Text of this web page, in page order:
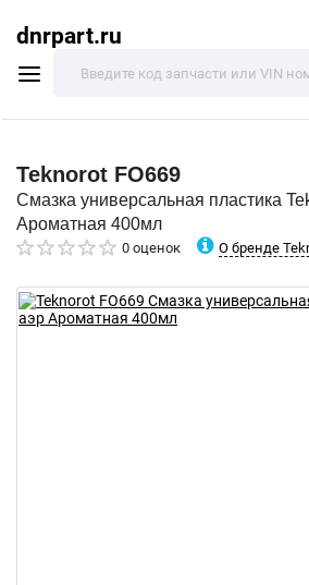
dnrpart.ru
Teknorot FO669
Смазка универсальная пластика
Ароматная 400мл
0 оценок О бренде